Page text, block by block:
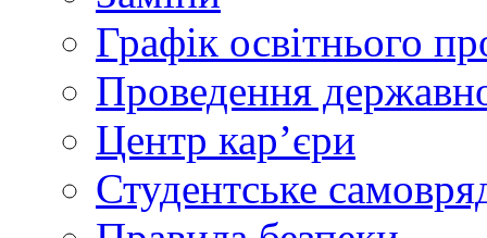
Графік освітнього
Проведення
Центр кар’єри
Студентське